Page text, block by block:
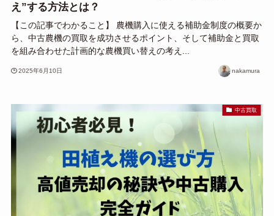
え”する方法とは？
【この記事でわかること】 農機購入に使える補助金制度の概要か
ら、中古農機の買取を成功させるポイント、そして補助金と買取
を組み合わせた計画的な農機買い替えの考え...
2025年6月10日 nakamura
中古買取